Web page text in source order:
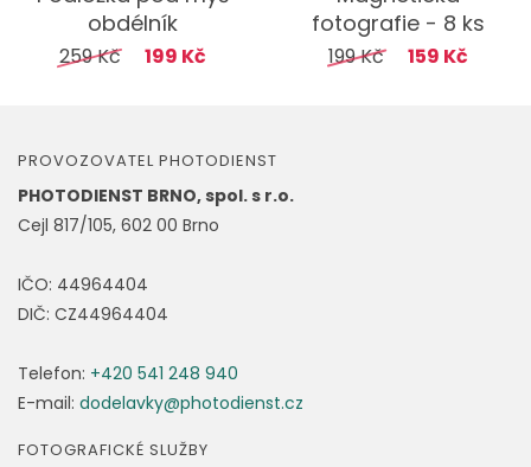
obdélník
259 Kč 199 Kč
fotografie - 8 ks
199 Kč 159 Kč
PROVOZOVATEL PHOTODIENST
PHOTODIENST BRNO, spol. s r.o.
Cejl 817/105, 602 00 Brno
IČO: 44964404
DIČ: CZ44964404
Telefon: +420 541 248 940
E-mail: dodelavky@photodienst.cz
FOTOGRAFICKÉ SLUŽBY